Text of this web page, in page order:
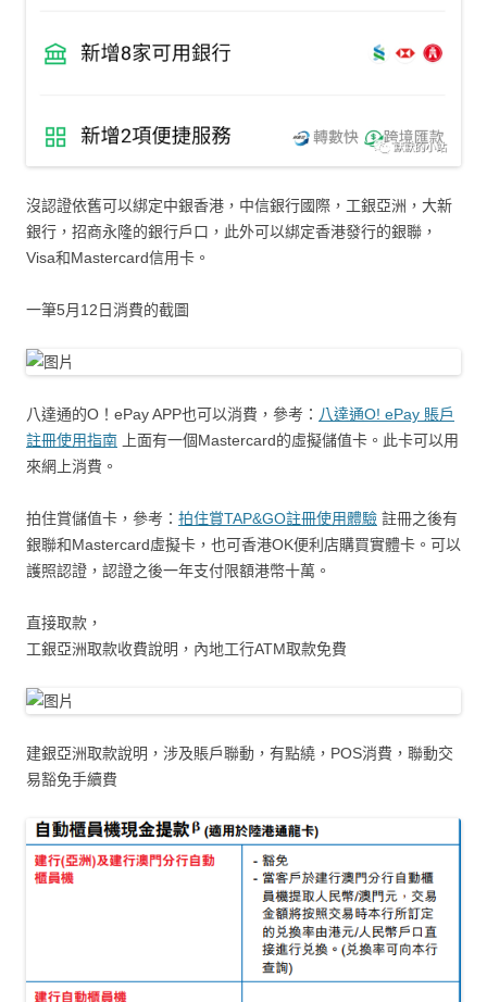
沒認證依舊可以綁定中銀香港，中信銀行國際，工銀亞洲，大新
銀行，招商永隆的銀行戶口，此外可以綁定香港發行的銀聯，
Visa和Mastercard信用卡。
一筆5月12日消費的截圖
八達通的O！ePay APP也可以消費，參考： 八達通O! ePay 賬戶
註冊使用指南 上面有一個Mastercard的虛擬儲值卡。此卡可以用
來網上消費。
拍住賞儲值卡，參考： 拍住賞TAP&GO註冊使用體驗 註冊之後有
銀聯和Mastercard虛擬卡，也可香港OK便利店購買實體卡。可以
護照認證，認證之後一年支付限額港幣十萬。
直接取款，
工銀亞洲取款收費說明，內地工行ATM取款免費
建銀亞洲取款說明，涉及賬戶聯動，有點繞，POS消費，聯動交
易豁免手續費